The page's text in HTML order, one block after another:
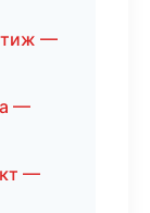
—
—
—